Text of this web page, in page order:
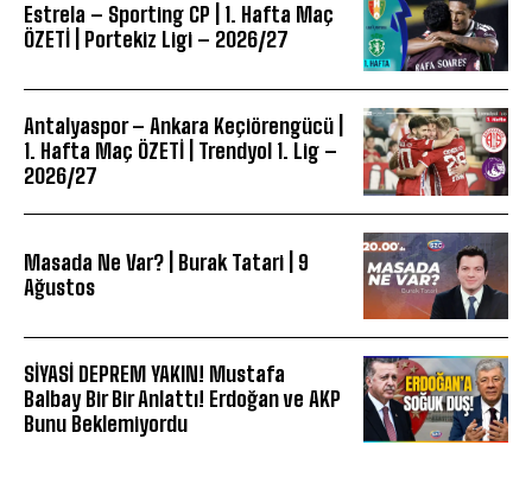
Estrela – Sporting CP | 1. Hafta Maç
ÖZETİ | Portekiz Ligi – 2026/27
Antalyaspor – Ankara Keçiörengücü |
1. Hafta Maç ÖZETİ | Trendyol 1. Lig –
2026/27
Masada Ne Var? | Burak Tatari | 9
Ağustos
SİYASİ DEPREM YAKIN! Mustafa
Balbay Bir Bir Anlattı! Erdoğan ve AKP
Bunu Beklemiyordu